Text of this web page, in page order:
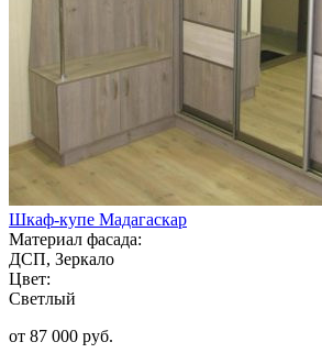
Шкаф-купе Мадагаскар
Материал фасада:
ДСП, Зеркало
Цвет:
Светлый
от 87 000 руб.